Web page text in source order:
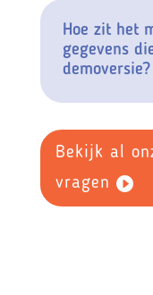
Hoe zit het
gegevens
demoversie?
Bekijk al
vragen